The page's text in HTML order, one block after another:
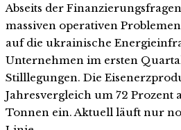
Abseits der
massiven operativen
auf die ukrainische
Unternehmen im ersten
Stilllegungen. Die
Jahresvergleich um 72 Prozent
Tonnen ein. Aktuell läuft nur